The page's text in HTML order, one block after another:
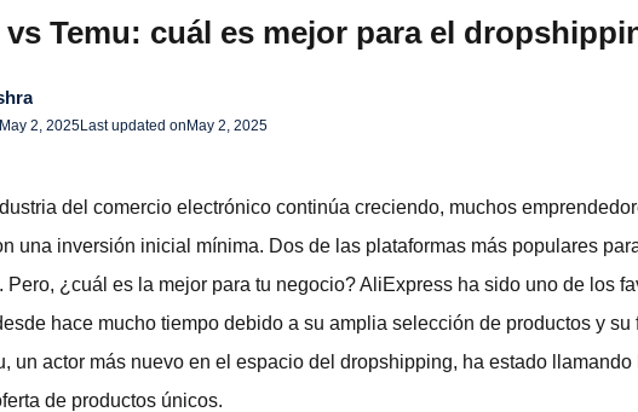
Temu: cuál es mejor para el
May 2, 2025Last updated on May 2, 2025
del comercio electrónico continúa creciendo, muchos
una inversión inicial mínima. Dos de las plataformas más populares
Pero, ¿cuál es la mejor para tu negocio? AliExpress ha sido uno de los
hace mucho tiempo debido a su amplia selección de productos y su
un actor más nuevo en el espacio del dropshipping, ha estado
de productos únicos.